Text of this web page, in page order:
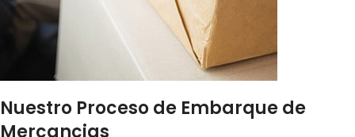
Nuestro Proceso de Embarque de
Mercancias